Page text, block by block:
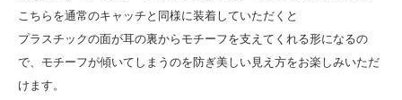
こちらを通常のキャッチと同様に装着していただくと
プラスチックの面が耳の裏からモチーフを支えてくれる形になるの
で、モチーフが傾いてしまうのを防ぎ美しい見え方をお楽しみいただ
けます。